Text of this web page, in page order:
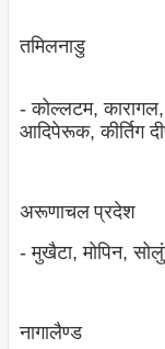
तमिलनाडु
- कोल्‍लटम,
आदिपेरूक, कीर्तिग
अरूणाचल प्रदेश
- मुखैटा, मोपिन,
नागालैण्‍ड